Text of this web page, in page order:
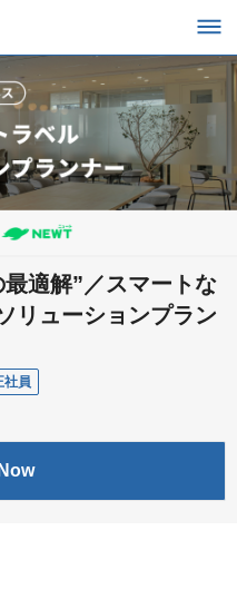
適解”／スマートな
リューションプラン
社員